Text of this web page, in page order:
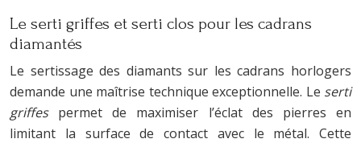
Le serti griffes et serti clos pour les cadrans
diamantés
Le sertissage des diamants sur les cadrans horlogers
demande une maîtrise technique exceptionnelle. Le serti
griffes permet de maximiser l’éclat des pierres en
limitant la surface de contact avec le métal. Cette